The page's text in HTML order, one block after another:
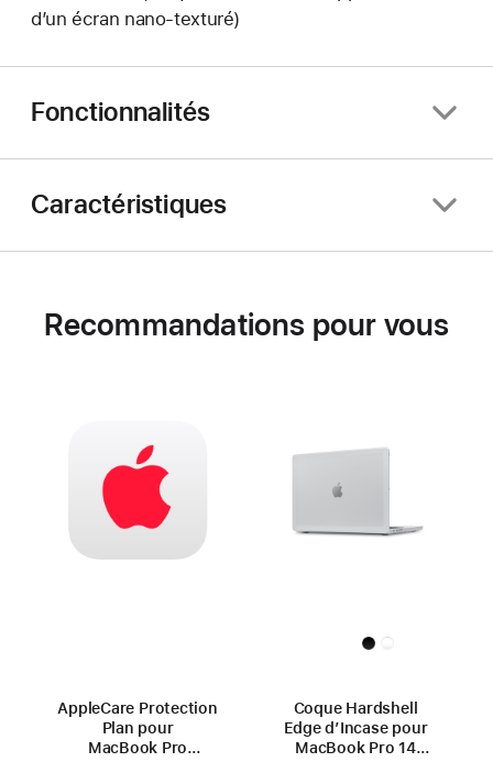
d’un écran nano‑texturé)
Fonctionnalités
Caractéristiques
Recommandations pour vous
AppleCare Protection
Plan pour
MacBook Pro
Coque Hardshell
Edge d’Incase pour
MacBook Pro 14